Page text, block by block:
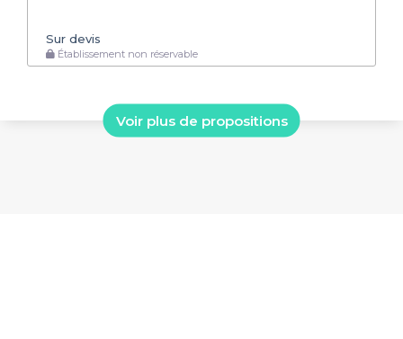
Sur devis
Établissement non réservable
Voir plus de propositions